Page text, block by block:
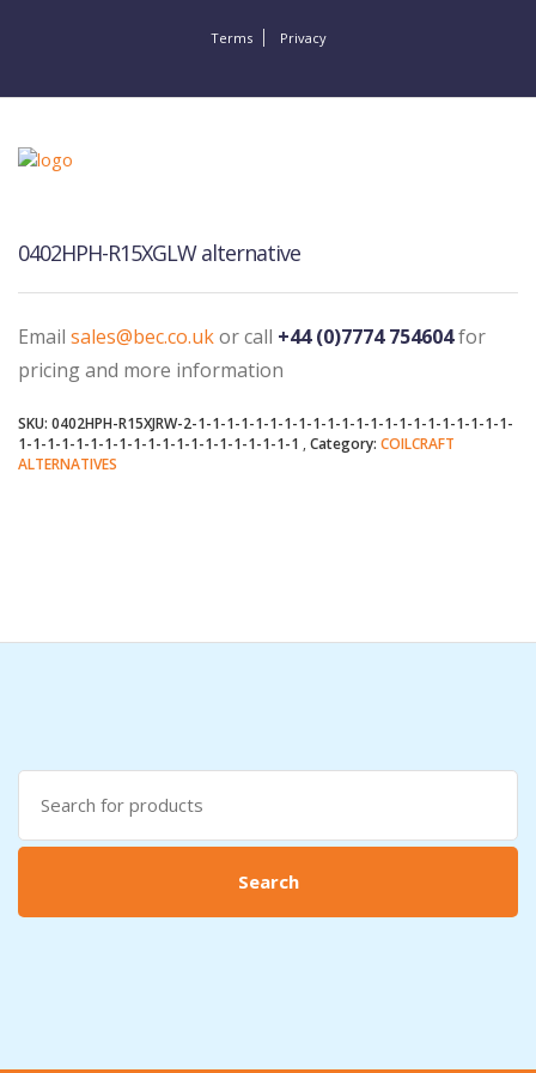
Terms Privacy
0402HPH-R15XGLW alternative
Email sales@bec.co.ukor call +44 (0)7774 754604for
pricing and more information
SKU: 0402HPH-R15XJRW-2-1-1-1-1-1-1-1-1-1-1-1-1-1-1-1-1-1-1-1-1-1-1-
1-1-1-1-1-1-1-1-1-1-1-1-1-1-1-1-1-1-1-1 Category: COILCRAFT
ALTERNATIVES
Search
for:
Search